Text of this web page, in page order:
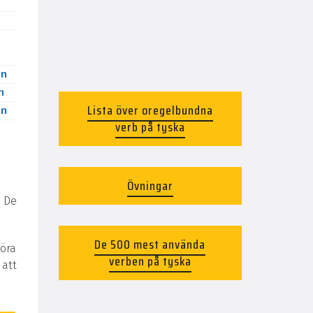
att
Lista över oregelbundna
verb på tyska
Övningar
De 500 mest använda
verben på tyska